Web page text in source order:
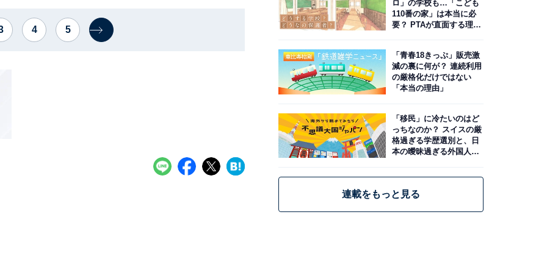
4 5
ロ」の学校も…「こども
110番の家」は本当に必
要？ PTAが直面する理想
「青春18きっぷ」販売激
減の裏に何が？ 連続利用
の厳格化だけではない
「本当の理由」
「移民」に冷たいのはど
っちなのか？ スイスの厳
格過ぎる学歴選別と、日
本の曖昧過ぎる外国人政
連載をもっと見る